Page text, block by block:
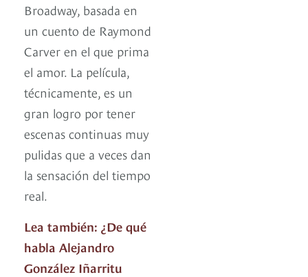
Broadway, basada en
un cuento de Raymond
Carver en el que prima
el amor. La película,
técnicamente, es un
gran logro por tener
escenas continuas muy
pulidas que a veces dan
la sensación del tiempo
real.
Lea también: ¿De qué
habla Alejandro
González Iñarritu